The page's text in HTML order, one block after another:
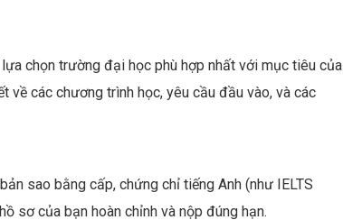
chọn trường đại học phù hợp nhất với mục tiêu của
các chương trình học, yêu cầu đầu vào, và các
sao bằng cấp, chứng chỉ tiếng Anh (như IELTS
sơ của bạn hoàn chỉnh và nộp đúng hạn.